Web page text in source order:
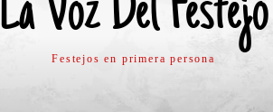
La Voz Del Festejo
Festejos en primera persona